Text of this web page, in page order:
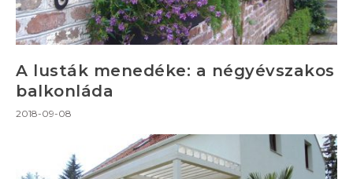
A lusták menedéke: a négyévszakos
balkonláda
2018-09-08